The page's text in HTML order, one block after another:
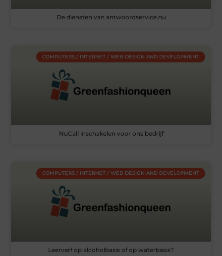
De diensten van antwoordservice.nu
COMPUTERS / INTERNET / WEB DESIGN AND DEVELOPMENT
NuCall inschakelen voor ons bedrijf
COMPUTERS / INTERNET / WEB DESIGN AND DEVELOPMENT
Leerverf op alcoholbasis of op waterbasis?